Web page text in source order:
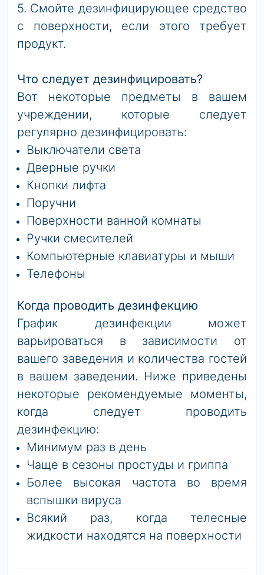
5. Смойте дезинфицирующее средство
с поверхности, если этого требует
продукт.
Что следует дезинфицировать?
Вот некоторые предметы в вашем
учреждении, которые следует
регулярно дезинфицировать:
Выключатели света
Дверные ручки
Кнопки лифта
Поручни
Поверхности ванной комнаты
Ручки смесителей
Компьютерные клавиатуры и мыши
Телефоны
Когда проводить дезинфекцию
График дезинфекции может
варьироваться в зависимости от
вашего заведения и количества гостей
в вашем заведении. Ниже приведены
некоторые рекомендуемые моменты,
когда следует проводить
дезинфекцию:
Минимум раз в день
Чаще в сезоны простуды и гриппа
Более высокая частота во время
вспышки вируса
Всякий раз, когда телесные
жидкости находятся на поверхности